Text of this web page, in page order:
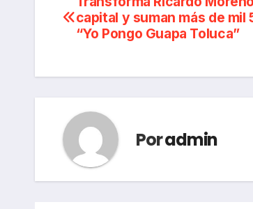
Navegación
de
capital y suman más de mil
“Yo Pongo Guapa Toluca”
Poradmin